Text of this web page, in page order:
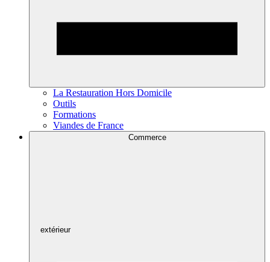
La Restauration Hors Domicile
Outils
Formations
Viandes de France
Commerce
extérieur